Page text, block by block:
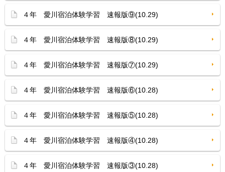
４年 愛川宿泊体験学習 速報版⑨(10.29)
４年 愛川宿泊体験学習 速報版⑧(10.29)
４年 愛川宿泊体験学習 速報版⑦(10.29)
４年 愛川宿泊体験学習 速報版⑥(10.28)
４年 愛川宿泊体験学習 速報版⑤(10.28)
４年 愛川宿泊体験学習 速報版④(10.28)
４年 愛川宿泊体験学習 速報版③(10.28)